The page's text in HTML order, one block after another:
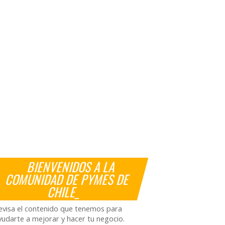
BIENVENIDOS A LA
COMUNIDAD DE PYMES DE
CHILE_
el contenido que tenemos para
a mejorar y hacer tu negocio.